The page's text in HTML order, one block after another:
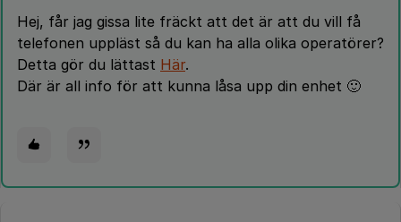
Hej, får jag gissa lite fräckt att det är att du vill få
telefonen uppläst så du kan ha alla olika operatörer?
Detta gör du lättast Här.
Där är all info för att kunna låsa upp din enhet 🙂